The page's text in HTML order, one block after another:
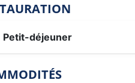
Petit-déjeuner